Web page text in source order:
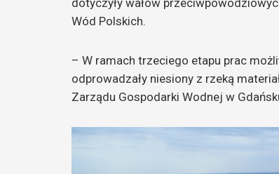
dotyczyły wałów
Wód Polskich.
– W ramach trzeciego etapu prac
odprowadzały niesiony z rzeką
Zarządu Gospodarki Wodnej w